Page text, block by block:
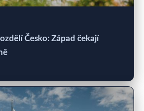
Česko: Západ čekají